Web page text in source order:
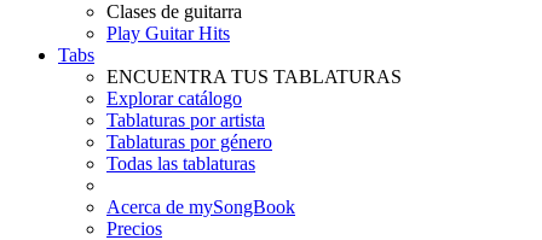
Clases de guitarra
Play Guitar Hits
Tabs
ENCUENTRA TUS TABLATURAS
Explorar catálogo
Tablaturas por artista
Tablaturas por género
Todas las tablaturas
Acerca de mySongBook
Precios